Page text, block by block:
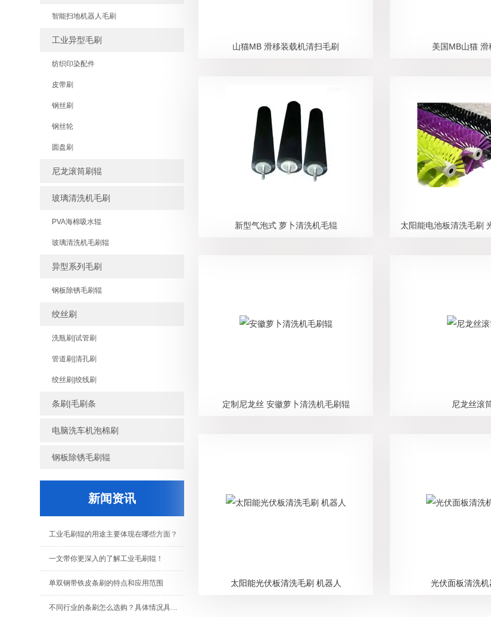
智能扫地机器人毛刷
工业异型毛刷
纺织印染配件
皮带刷
钢丝刷
钢丝轮
圆盘刷
尼龙滚筒刷辊
玻璃清洗机毛刷
PVA海棉吸水辊
玻璃清洗机毛刷辊
异型系列毛刷
钢板除锈毛刷辊
绞丝刷
洗瓶刷|试管刷
管道刷|清孔刷
绞丝刷|绞线刷
条刷|毛刷条
电脑洗车机泡棉刷
钢板除锈毛刷辊
新闻资讯
工业毛刷辊的用途主要体现在哪些方面？
一文带你更深入的了解工业毛刷辊！
单双钢带铁皮条刷的特点和应用范围
不同行业的条刷怎么选购？具体情况具体分析！
山猫MB 滑移装载机清扫毛刷 美国MB山猫 滑
新型气泡式 萝卜清洗机毛辊 太阳能电池板清洗毛刷
定制尼龙丝 安徽萝卜清洗机毛刷辊 尼龙丝滚
太阳能光伏板清洗毛刷 机器人 光伏面板清洗机